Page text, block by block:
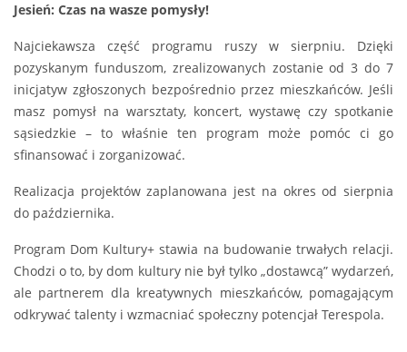
Jesień: Czas na wasze pomysły!
Najciekawsza część programu ruszy w sierpniu. Dzięki
pozyskanym funduszom, zrealizowanych zostanie od 3 do 7
inicjatyw zgłoszonych bezpośrednio przez mieszkańców. Jeśli
masz pomysł na warsztaty, koncert, wystawę czy spotkanie
sąsiedzkie – to właśnie ten program może pomóc ci go
sfinansować i zorganizować.
Realizacja projektów zaplanowana jest na okres od sierpnia
do października.
Program Dom Kultury+ stawia na budowanie trwałych relacji.
Chodzi o to, by dom kultury nie był tylko „dostawcą” wydarzeń,
ale partnerem dla kreatywnych mieszkańców, pomagającym
odkrywać talenty i wzmacniać społeczny potencjał Terespola.